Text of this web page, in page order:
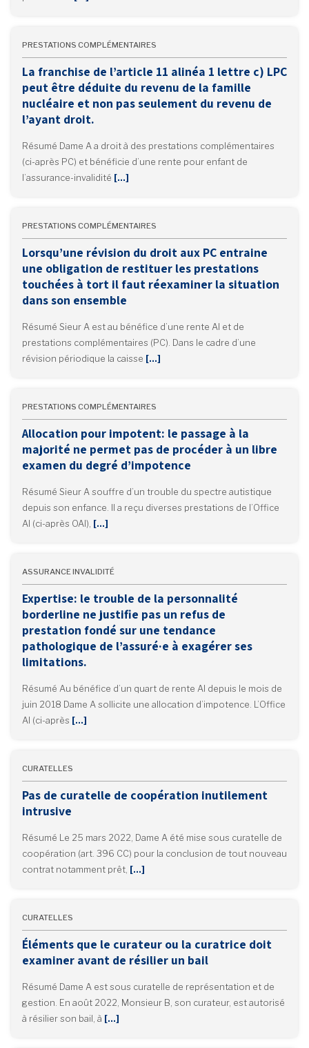
PRESTATIONS COMPLÉMENTAIRES
La franchise de l’article 11 alinéa 1 lettre c) LPC
peut être déduite du revenu de la famille
nucléaire et non pas seulement du revenu de
l’ayant droit.
Résumé Dame A a droit à des prestations complémentaires
(ci-après PC) et bénéficie d’une rente pour enfant de
l’assurance-invalidité […]
PRESTATIONS COMPLÉMENTAIRES
Lorsqu’une révision du droit aux PC entraine
une obligation de restituer les prestations
touchées à tort il faut réexaminer la situation
dans son ensemble
Résumé Sieur A est au bénéfice d’une rente AI et de
prestations complémentaires (PC). Dans le cadre d’une
révision périodique la caisse […]
PRESTATIONS COMPLÉMENTAIRES
Allocation pour impotent: le passage à la
majorité ne permet pas de procéder à un libre
examen du degré d’impotence
Résumé Sieur A souffre d’un trouble du spectre autistique
depuis son enfance. Il a reçu diverses prestations de l’Office
AI (ci-après OAI), […]
ASSURANCE INVALIDITÉ
Expertise: le trouble de la personnalité
borderline ne justifie pas un refus de
prestation fondé sur une tendance
pathologique de l’assuré·e à exagérer ses
limitations.
Résumé Au bénéfice d’un quart de rente AI depuis le mois de
juin 2018 Dame A sollicite une allocation d’impotence. L’Office
AI (ci-après […]
CURATELLES
Pas de curatelle de coopération inutilement
intrusive
Résumé Le 25 mars 2022, Dame A été mise sous curatelle de
coopération (art. 396 CC) pour la conclusion de tout nouveau
contrat notamment prêt, […]
CURATELLES
Éléments que le curateur ou la curatrice doit
examiner avant de résilier un bail
Résumé Dame A est sous curatelle de représentation et de
gestion. En août 2022, Monsieur B, son curateur, est autorisé
à résilier son bail, à […]